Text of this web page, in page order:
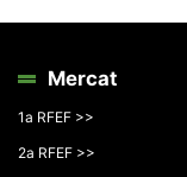
Mercat
1a RFEF >>
2a RFEF >>